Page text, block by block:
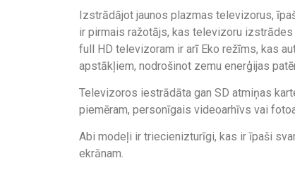
Izstrādājot jaunos plazmas televizorus,
ir pirmais ražotājs, kas televizoru
full HD televizoram ir arī Eko režīms, kas
apstākļiem, nodrošinot zemu enerģijas
Televizoros iestrādāta gan SD atmiņas
piemēram, personīgais videoarhīvs vai
Abi modeļi ir triecienizturīgi, kas ir īpaši
ekrānam.